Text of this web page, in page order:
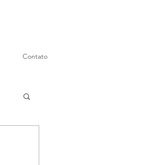
Contato